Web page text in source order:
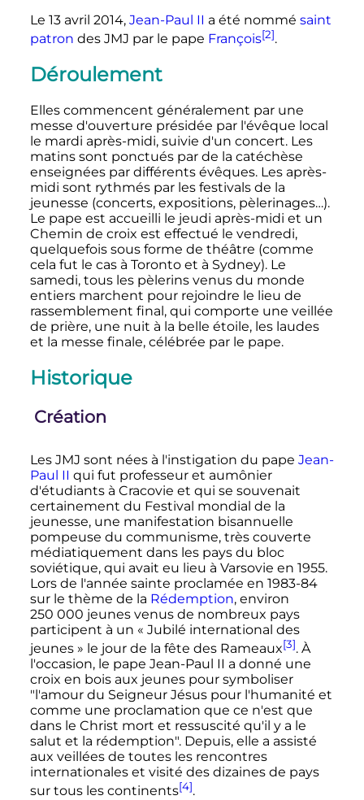
Le 13 avril 2014, Jean-Paul II a été nommé saint
patron des JMJ par le pape François[2].
Déroulement
Elles commencent généralement par une
messe d'ouverture présidée par l'évêque local
le mardi après-midi, suivie d'un concert. Les
matins sont ponctués par de la catéchèse
enseignées par différents évêques. Les après-
midi sont rythmés par les festivals de la
jeunesse (concerts, expositions, pèlerinages…).
Le pape est accueilli le jeudi après-midi et un
Chemin de croix est effectué le vendredi,
quelquefois sous forme de théâtre (comme
cela fut le cas à Toronto et à Sydney). Le
samedi, tous les pèlerins venus du monde
entiers marchent pour rejoindre le lieu de
rassemblement final, qui comporte une veillée
de prière, une nuit à la belle étoile, les laudes
et la messe finale, célébrée par le pape.
Historique
Création
Les JMJ sont nées à l'instigation du pape Jean-
Paul II qui fut professeur et aumônier
d'étudiants à Cracovie et qui se souvenait
certainement du Festival mondial de la
jeunesse, une manifestation bisannuelle
pompeuse du communisme, très couverte
médiatiquement dans les pays du bloc
soviétique, qui avait eu lieu à Varsovie en 1955.
Lors de l'année sainte proclamée en 1983-84
sur le thème de la Rédemption, environ
250 000 jeunes venus de nombreux pays
participent à un « Jubilé international des
jeunes » le jour de la fête des Rameaux[3]. À
l'occasion, le pape Jean-Paul II a donné une
croix en bois aux jeunes pour symboliser
"l'amour du Seigneur Jésus pour l'humanité et
comme une proclamation que ce n'est que
dans le Christ mort et ressuscité qu'il y a le
salut et la rédemption". Depuis, elle a assisté
aux veillées de toutes les rencontres
internationales et visité des dizaines de pays
sur tous les continents[4].